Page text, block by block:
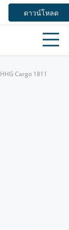
ดาวน์โหลด
HHG Cargo 1811